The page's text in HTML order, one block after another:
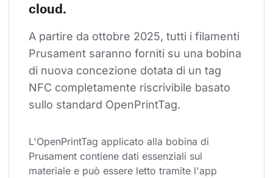
cloud.
A partire da ottobre 2025, tutti i filamenti
Prusament saranno forniti su una bobina
di nuova concezione dotata di un tag
NFC completamente riscrivibile basato
sullo standard OpenPrintTag.
L'OpenPrintTag applicato alla bobina di
Prusament contiene dati essenziali sul
materiale e può essere letto tramite l'app